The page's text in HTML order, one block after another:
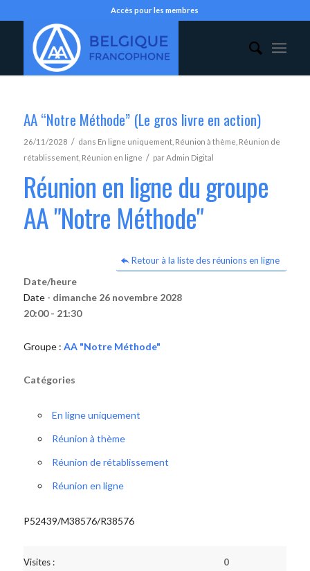
Accès pour les membres
AA “Notre Méthode” (Le gros livre en action)
26/11/2028 / dans En ligne uniquement, Réunion à thème Réunion de
rétablissement, Réunion en ligne / parAdmin Digital
Réunion en ligne du groupe
AA "Notre Méthode"
Retour à la liste des réunions en ligne
Date/heure
Date - dimanche 26 novembre 2028
20:00 - 21:30
Groupe : AA "Notre Méthode"
Catégories
En ligne uniquement
Réunion à thème
Réunion de rétablissement
Réunion en ligne
P52439/M38576/R38576
Visites : 0